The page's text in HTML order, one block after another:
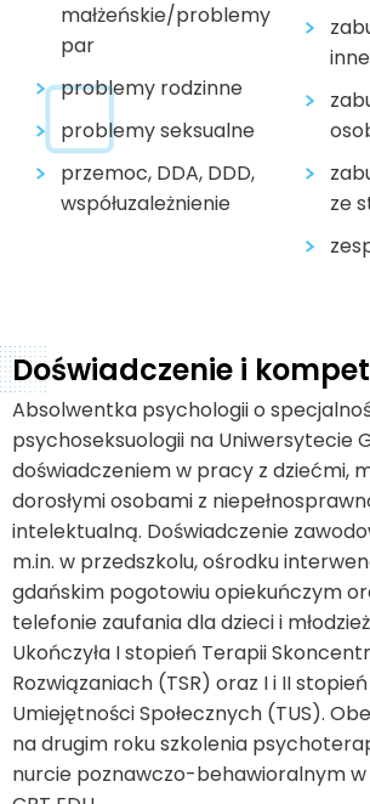
małżeńskie/problemy
par
problemy rodzinne
problemy seksualne
przemoc, DDA, DDD,
współuzależnienie
inne
ze
Doświadczenie i
Absolwentka psychologii o
psychoseksuologii na Uniwersytecie
doświadczeniem w pracy z dziećmi,
dorosłymi osobami z
intelektualną. Doświadczenie
m.in. w przedszkolu, ośrodku
gdańskim pogotowiu opiekuńczym
telefonie zaufania dla dzieci i
Ukończyła I stopień Terapii
Rozwiązaniach (TSR) oraz I i II
Umiejętności Społecznych (TUS).
na drugim roku szkolenia
nurcie poznawczo-behawioralnym